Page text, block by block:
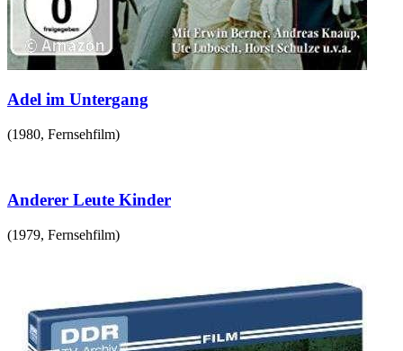
Adel im Untergang
(1980, Fernsehfilm)
Anderer Leute Kinder
(1979, Fernsehfilm)